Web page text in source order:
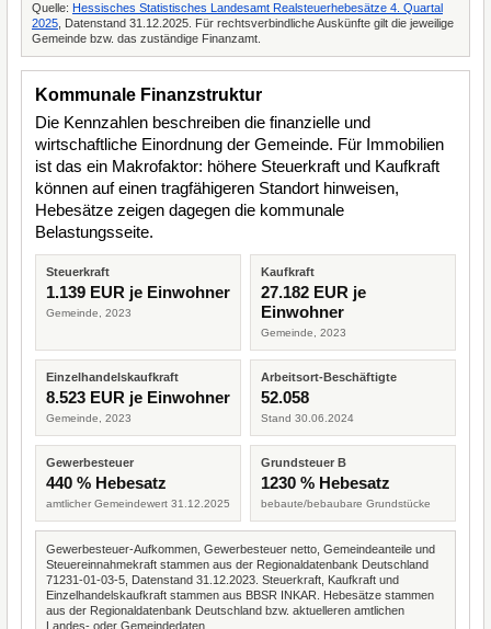
Quelle: Hessisches Statistisches Landesamt Realsteuerhebesätze 4. Quartal
2025 , Datenstand 31.12.2025. Für rechtsverbindliche Auskünfte gilt die jeweilige
Gemeinde bzw. das zuständige Finanzamt.
Kommunale Finanzstruktur
Die Kennzahlen beschreiben die finanzielle und
wirtschaftliche Einordnung der Gemeinde. Für Immobilien
ist das ein Makrofaktor: höhere Steuerkraft und Kaufkraft
können auf einen tragfähigeren Standort hinweisen,
Hebesätze zeigen dagegen die kommunale
Belastungsseite.
Steuerkraft
1.139 EUR je Einwohner
Gemeinde, 2023
Kaufkraft
27.182 EUR je
Einwohner
Gemeinde, 2023
Einzelhandelskaufkraft
8.523 EUR je Einwohner
Gemeinde, 2023
Arbeitsort-Beschäftigte
52.058
Stand 30.06.2024
Gewerbesteuer
440 % Hebesatz
amtlicher Gemeindewert 31.12.2025
Grundsteuer B
1230 % Hebesatz
bebaute/bebaubare Grundstücke
Gewerbesteuer-Aufkommen, Gewerbesteuer netto, Gemeindeanteile und
Steuereinnahmekraft stammen aus der Regionaldatenbank Deutschland
71231-01-03-5, Datenstand 31.12.2023. Steuerkraft, Kaufkraft und
Einzelhandelskaufkraft stammen aus BBSR INKAR. Hebesätze stammen
aus der Regionaldatenbank Deutschland bzw. aktuelleren amtlichen
Landes- oder Gemeindedaten.